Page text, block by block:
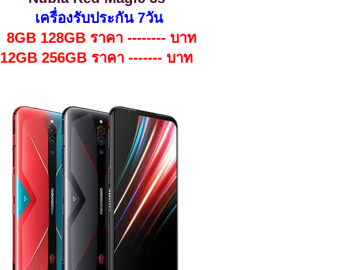
เครื่องรับประกัน 7วัน
8GB 128GB ราคา -------- บาท
12GB 256GB ราคา ------- บาท